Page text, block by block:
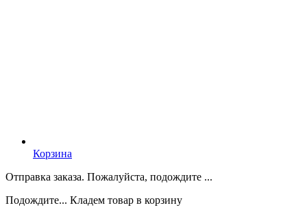
Корзина
Отправка заказа. Пожалуйста, подождите ...
Подождите... Кладем товар в корзину